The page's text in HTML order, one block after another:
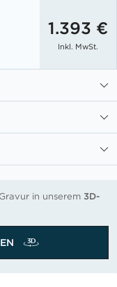
1.393 €
Inkl. MwSt.
in unserem 3D-